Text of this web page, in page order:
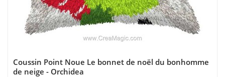
Coussin Point Noue Le bonnet de noël du bonhomme
de neige - Orchidea